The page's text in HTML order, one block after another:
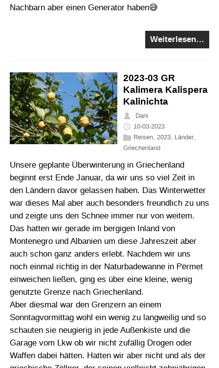
Nachbarn aber einen Generator haben😅
Weiterlesen…
2023-03 GR
Kalimera Kalispera
Kalinichta
Dani
10-03-2023
Reisen, 2023, Länder,
Griechenland
Unsere geplante Überwinterung in Griechenland
beginnt erst Ende Januar, da wir uns so viel Zeit in
den Ländern davor gelassen haben. Das Winterwetter
war dieses Mal aber auch besonders freundlich zu uns
und zeigte uns den Schnee immer nur von weitem.
Das hatten wir gerade im bergigen Inland von
Montenegro und Albanien um diese Jahreszeit aber
auch schon ganz anders erlebt. Nachdem wir uns
noch einmal richtig in der Naturbadewanne in Përmet
einweichen ließen, ging es über eine kleine, wenig
genutzte Grenze nach Griechenland.
Aber diesmal war den Grenzern an einem
Sonntagvormittag wohl ein wenig zu langweilig und so
schauten sie neugierig in jede Außenkiste und die
Garage vom Lkw ob wir nicht zufällig Drogen oder
Waffen dabei hätten. Hatten wir aber nicht und als der